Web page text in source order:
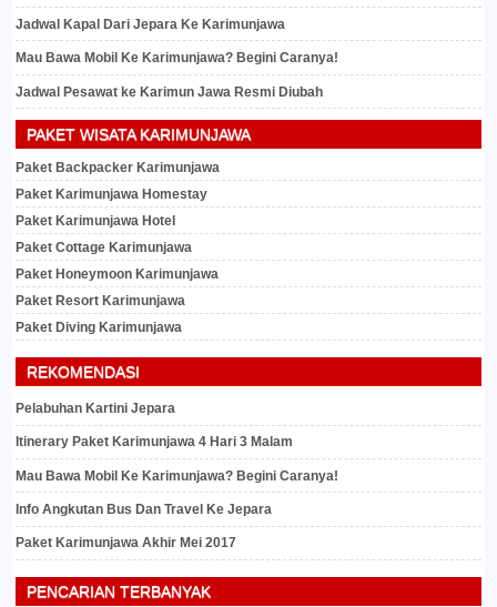
Jadwal Kapal Dari Jepara Ke Karimunjawa
Mau Bawa Mobil Ke Karimunjawa? Begini Caranya!
Jadwal Pesawat ke Karimun Jawa Resmi Diubah
PAKET WISATA KARIMUNJAWA
Paket Backpacker Karimunjawa
Paket Karimunjawa Homestay
Paket Karimunjawa Hotel
Paket Cottage Karimunjawa
Paket Honeymoon Karimunjawa
Paket Resort Karimunjawa
Paket Diving Karimunjawa
REKOMENDASI
Pelabuhan Kartini Jepara
Itinerary Paket Karimunjawa 4 Hari 3 Malam
Mau Bawa Mobil Ke Karimunjawa? Begini Caranya!
Info Angkutan Bus Dan Travel Ke Jepara
Paket Karimunjawa Akhir Mei 2017
PENCARIAN TERBANYAK